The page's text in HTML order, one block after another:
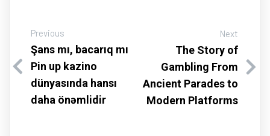
Previous
Şans mı, bacarıq mı
Pin up kazino
dünyasında hansı
daha önəmlidir
Next
The Story of
Gambling From
Ancient Parades to
Modern Platforms